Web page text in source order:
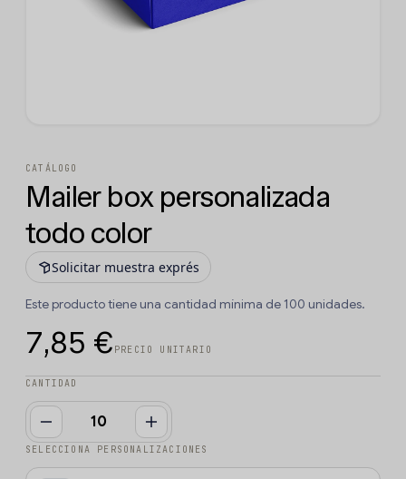
CATÁLOGO
Mailer box personalizada
todo color
Solicitar muestra exprés
Este producto tiene una cantidad mínima de 100 unidades.
7,85 € PRECIO UNITARIO
CANTIDAD
SELECCIONA PERSONALIZACIONES